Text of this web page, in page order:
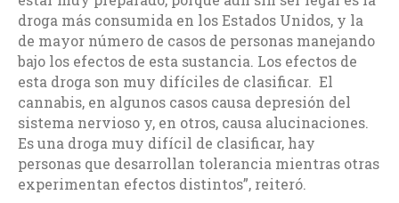
droga más consumida en los Estados Unidos, y la
de mayor número de casos de personas manejando
bajo los efectos de esta sustancia. Los efectos de
esta droga son muy difíciles de clasificar. El
cannabis, en algunos casos causa depresión del
sistema nervioso y, en otros, causa alucinaciones.
Es una droga muy difícil de clasificar, hay
personas que desarrollan tolerancia mientras otras
experimentan efectos distintos”, reiteró.